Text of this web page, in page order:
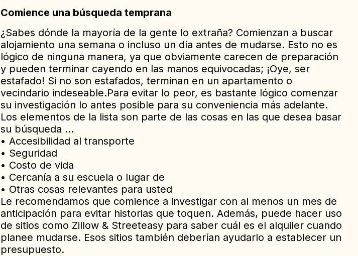
Comience una búsqueda temprana
¿Sabes dónde la mayoría de la gente lo extraña? Comienzan a buscar
alojamiento una semana o incluso un día antes de mudarse. Esto no es
lógico de ninguna manera, ya que obviamente carecen de preparación
y pueden terminar cayendo en las manos equivocadas; ¡Oye, ser
estafado! Si no son estafados, terminan en un apartamento o
vecindario indeseable.Para evitar lo peor, es bastante lógico comenzar
su investigación lo antes posible para su conveniencia más adelante.
Los elementos de la lista son parte de las cosas en las que desea basar
su búsqueda …
• Accesibilidad al transporte
• Seguridad
• Costo de vida
• Cercanía a su escuela o lugar de
• Otras cosas relevantes para usted
Le recomendamos que comience a investigar con al menos un mes de
anticipación para evitar historias que toquen. Además, puede hacer uso
de sitios como Zillow & Streeteasy para saber cuál es el alquiler cuando
planee mudarse. Esos sitios también deberían ayudarlo a establecer un
presupuesto.